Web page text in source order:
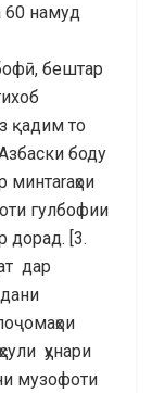
60 намуд
бештар
қадим то
боду
минтаrаҳои
гулбофии
дорад. [3.
дар
ҳунари
музофоти